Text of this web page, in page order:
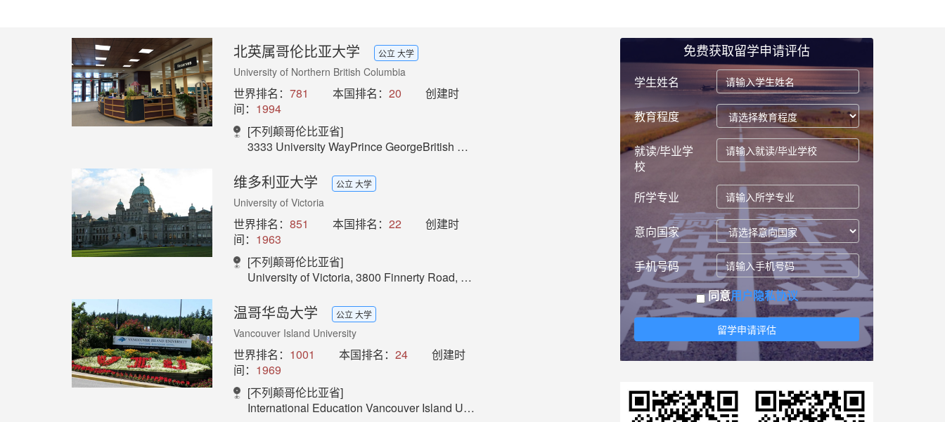
北英属哥伦比亚大学 公立 大学
University of Northern British Columbia
世界排名： 781 本国排名： 20
创建时
间： 1994
[不列颠哥伦比亚省]
3333 University WayPrince GeorgeBritish ColumbiaCanada V2N 4Z9
维多利亚大学 公立 大学
University of Victoria
世界排名： 851 本国排名： 22
创建时
间： 1963
[不列颠哥伦比亚省]
University of Victoria, 3800 Finnerty Road, Victoria, BC, V8P 5C2, CANADA
温哥华岛大学 公立 大学
Vancouver Island University
世界排名： 1001 本国排名： 24
创建时
间： 1969
[不列颠哥伦比亚省]
International Education Vancouver Island University 900 Fifth Street, Nanaimo,BC Canada V9R 5S5
免费获取留学申请评估
学生姓名
教育程度
就读/毕业学
校
所学专业
意向国家
手机号码
同意用户隐私协议
留学申请评估